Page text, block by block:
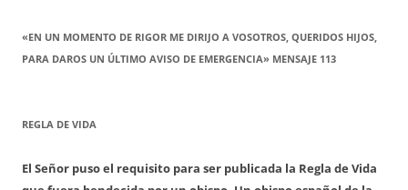
«EN UN MOMENTO DE RIGOR ME DIRIJO A VOSOTROS, QUERIDOS HIJOS,
PARA DAROS UN ÚLTIMO AVISO DE EMERGENCIA» MENSAJE 113
REGLA DE VIDA
El Señor puso el requisito para ser publicada la Regla de Vida